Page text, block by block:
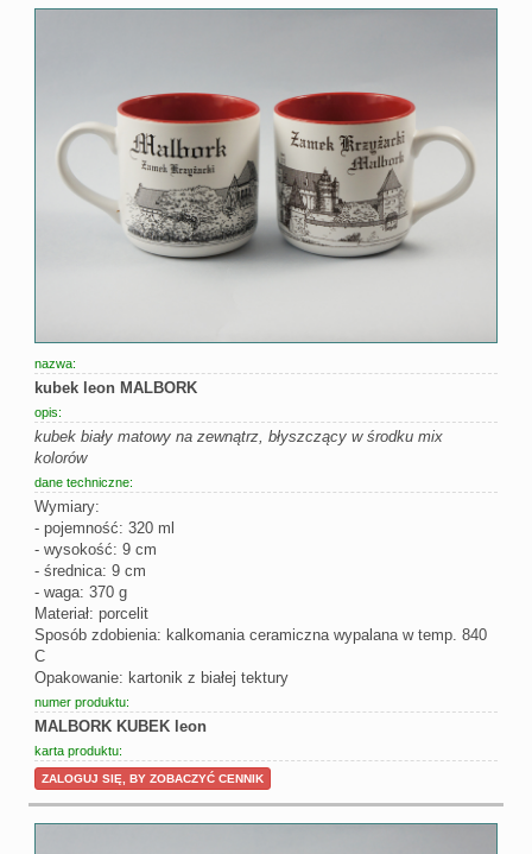
nazwa:
kubek leon MALBORK
opis:
kubek biały matowy na zewnątrz, błyszczący w środku mix
kolorów
dane techniczne:
Wymiary:
- pojemność: 320 ml
- wysokość: 9 cm
- średnica: 9 cm
- waga: 370 g
Materiał: porcelit
Sposób zdobienia: kalkomania ceramiczna wypalana w temp. 840
C
Opakowanie: kartonik z białej tektury
numer produktu:
MALBORK KUBEK leon
karta produktu:
ZALOGUJ SIĘ, BY ZOBACZYĆ CENNIK